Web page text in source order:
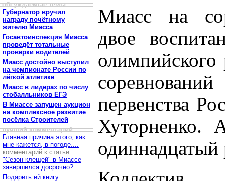
обсуждаемые темы
Губернатор вручил
награду почётному
жителю Миасса
Госавтоинспекция Миасса
проведёт тотальные
проверки водителей
Миасс достойно выступил
на чемпионате России по
лёгкой атлетике
Миасс в лидерах по числу
стобалльников ЕГЭ
В Миассе запущен аукцион
на комплексное развитие
посёлка Строителей
лучший комментарий
Главная причина этого, как
мне кажется, в погоде....
комментарий к статье
"Сезон клещей" в Миассе
завершился досрочно?
Подарить ей книгу
Миасс на
двое
первенства
Хуторненко.
одиннадцатый